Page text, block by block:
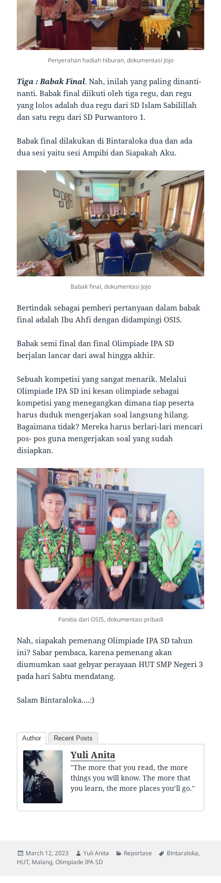
Penyerahan hadiah hiburan, dokumentasi Jojo
Tiga : Babak Final. Nah, inilah yang paling dinanti-
nanti. Babak final diikuti oleh tiga regu, dan regu
yang lolos adalah dua regu dari SD Islam Sabilillah
dan satu regu dari SD Purwantoro 1.
Babak final dilakukan di Bintaraloka dua dan ada
dua sesi yaitu sesi Ampibi dan Siapakah Aku.
Babak final, dokumentasi Jojo
Bertindak sebagai pemberi pertanyaan dalam babak
final adalah Ibu Ahfi dengan didampingi OSIS.
Babak semi final dan final Olimpiade IPA SD
berjalan lancar dari awal hingga akhir.
Sebuah kompetisi yang sangat menarik. Melalui
Olimpiade IPA SD ini kesan olimpiade sebagai
kompetisi yang menegangkan dimana tiap peserta
harus duduk mengerjakan soal langsung hilang.
Bagaimana tidak? Mereka harus berlari-lari mencari
pos- pos guna mengerjakan soal yang sudah
disiapkan.
Panitia dari OSIS, dokumentasi pribadi
Nah, siapakah pemenang Olimpiade IPA SD tahun
ini? Sabar pembaca, karena pemenang akan
diumumkan saat gebyar perayaan HUT SMP Negeri 3
pada hari Sabtu mendatang.
Salam Bintaraloka….:)
Author Recent Posts
Yuli Anita
"The more that you read, the more
things you will know. The more that
you learn, the more places you’ll go."
Posted
on
March 12, 2023 Author
Yuli Anita Categories
Reportase Tags
Bintaraloka,
HUT, Malang,Olimpiade IPA SD